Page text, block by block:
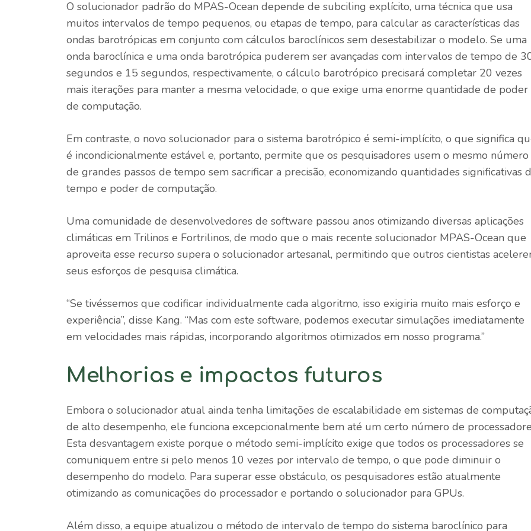
O solucionador padrão do MPAS-Ocean depende de subciling explícito, uma técnica que usa
muitos intervalos de tempo pequenos, ou etapas de tempo, para calcular as características das
ondas barotrópicas em conjunto com cálculos baroclínicos sem desestabilizar o modelo. Se uma
onda baroclínica e uma onda barotrópica puderem ser avançadas com intervalos de tempo de
segundos e 15 segundos, respectivamente, o cálculo barotrópico precisará completar 20 vezes
mais iterações para manter a mesma velocidade, o que exige uma enorme quantidade de poder
de computação.
Em contraste, o novo solucionador para o sistema barotrópico é semi-implícito, o que significa
é incondicionalmente estável e, portanto, permite que os pesquisadores usem o mesmo número
de grandes passos de tempo sem sacrificar a precisão, economizando quantidades significativas
tempo e poder de computação.
Uma comunidade de desenvolvedores de software passou anos otimizando diversas aplicações
climáticas em Trilinos e Fortrilinos, de modo que o mais recente solucionador MPAS-Ocean que
aproveita esse recurso supera o solucionador artesanal, permitindo que outros cientistas
seus esforços de pesquisa climática.
“Se tivéssemos que codificar individualmente cada algoritmo, isso exigiria muito mais esforço e
experiência”, disse Kang. “Mas com este software, podemos executar simulações imediatamente
em velocidades mais rápidas, incorporando algoritmos otimizados em nosso programa.”
Melhorias e impactos futuros
Embora o solucionador atual ainda tenha limitações de escalabilidade em sistemas de
de alto desempenho, ele funciona excepcionalmente bem até um certo número de
Esta desvantagem existe porque o método semi-implícito exige que todos os processadores se
comuniquem entre si pelo menos 10 vezes por intervalo de tempo, o que pode diminuir o
desempenho do modelo. Para superar esse obstáculo, os pesquisadores estão atualmente
otimizando as comunicações do processador e portando o solucionador para GPUs.
Além disso, a equipe atualizou o método de intervalo de tempo do sistema baroclínico para